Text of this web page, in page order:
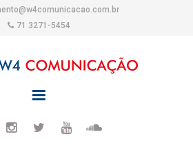
71 3271-5454